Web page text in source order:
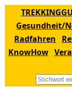
Gesundheit/
Radfahren
KnowHow